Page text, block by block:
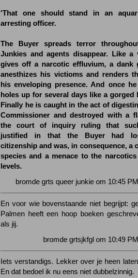
'That one should stand in an
arresting officer.
The Buyer spreads terror
Junkies and agents disappear. Like a
gives off a narcotic effluvium, a dank
anesthizes his victioms and renders
his enveloping presence. And once
holes up for several days like a gorged
Finally he is caught in the act of
Commissioner and destroyed with a
the court of inquiry ruling that
justified in that the Buyer had
citizenship and was, in consequence, a
species and a menace to the
levels.
bromde grts queer junkie om 10:45
En voor wie bovenstaande niet begrijpt:
Palmen heeft een hoop boeken
als jij.
bromde grtsjkfgl om 10:49
Iets verstandigs. Lekker over je heen
En dat bedoel ik nu eens niet dubbelzinnig.